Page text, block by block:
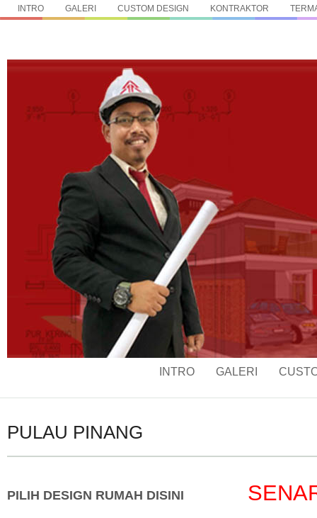
INTRO GALERI CUSTOM DESIGN KONTRAKTOR
INTRO GALERI
PULAU PINANG
PILIH DESIGN RUMAH DISINI